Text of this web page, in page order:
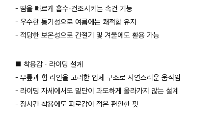
- 땀을 빠르게 흡수·건조시키는 속건 기능
- 우수한 통기성으로 여름에는 쾌적함 유지
- 적당한 보온성으로 간절기 및 겨울에도 활용 가능
■ 착용감 · 라이딩 설계
- 무릎과 힙 라인을 고려한 입체 구조로 자연스러운 움직임
- 라이딩 자세에서도 밑단이 과도하게 올라가지 않는 설계
- 장시간 착용에도 피로감이 적은 편안한 핏